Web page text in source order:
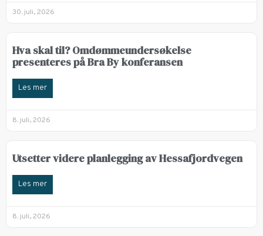
30. juli, 2026
Hva skal til? Omdømmeundersøkelse
presenteres på Bra By konferansen
Les mer
8. juli, 2026
Utsetter videre planlegging av Hessafjordvegen
Les mer
8. juli, 2026